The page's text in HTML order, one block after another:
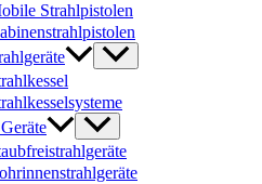
Strahlpistolen